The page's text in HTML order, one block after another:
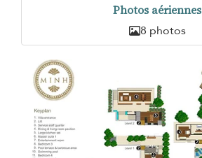
Photos aériennes
8 photos